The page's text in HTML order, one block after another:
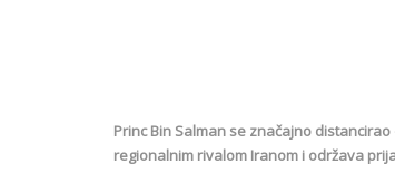
Princ Bin Salman se značajno
regionalnim rivalom Iranom i održava